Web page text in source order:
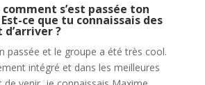
s’est passée ton
ce que tu connaissais des
?
passée et le groupe a été très cool.
intégré et dans les meilleures